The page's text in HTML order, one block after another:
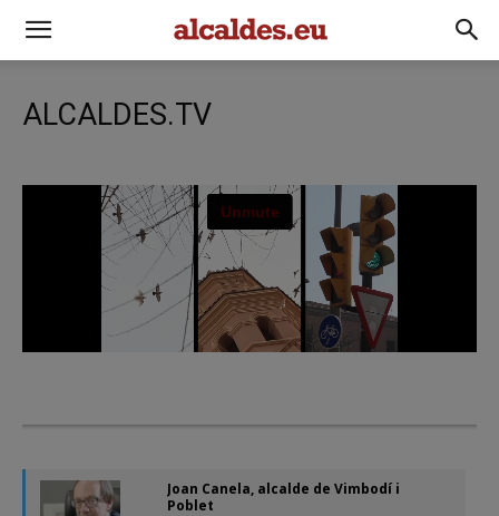
ALCALDES.TV
Joan Canela, alcalde de Vimbodí i
Poblet